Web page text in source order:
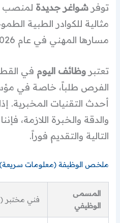
توفرشواغر جديدة
مثالية للكوادر الطبية
مسارها المهني في عام 2026.
تعتبروظائف اليوم في
الفرص طلباً، خاصة في
أحدث التقنيات المخبرية.
والدقة والخبرة اللازمة،
التالية والتقديم فوراً.
ملخص الوظيفة (معلومات سريعة)
المسمى
الوظيفي
فني مختبر (Laboratory Technician)